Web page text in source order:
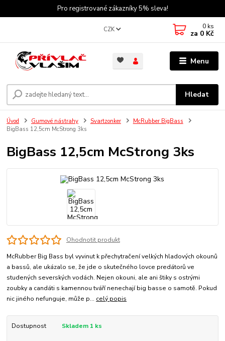
Pro registrované zákazníky 5% sleva!
Menu
CZK
Hledat
0 ks
za 0 Kč
Úvod Gumové nástrahy Svartzonker
McRubber BigBass
BigBass 12,5cm McStrong 3ks
BigBass 12,5cm McStrong 3ks
Ohodnotit produkt
McRubber Big Bass byl vyvinut k přechytračení velkých hladových okounů
a bassů, ale ukázalo se, že jde o skutečného lovce predátorů ve
studených severských vodách. Nejen okouni, ale ani štiky s ostrými
zoubky a candáti s kamennou tváří nenechají big basse o samotě. Pokud
nic jiného nefunguje, může p... celý popis
Dostupnost Skladem 1 ks